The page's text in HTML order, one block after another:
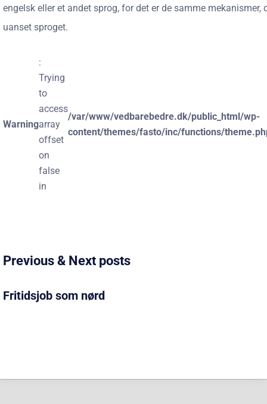
engelsk eller et andet sprog, for det er de samme mekanismer,
uanset sproget.
Warning
:
Trying
to
access
array
offset
on
false
in
/var/www/vedbarebedre.dk/public_html/wp-
content/themes/fasto/inc/functions/
Previous & Next posts
Fritidsjob som nørd